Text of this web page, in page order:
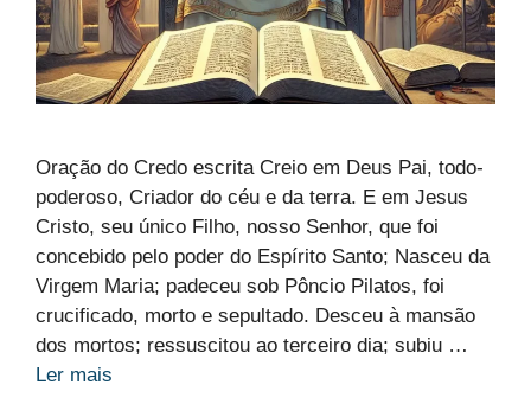
Oração do Credo escrita Creio em Deus Pai, todo-
poderoso, Criador do céu e da terra. E em Jesus
Cristo, seu único Filho, nosso Senhor, que foi
concebido pelo poder do Espírito Santo; Nasceu da
Virgem Maria; padeceu sob Pôncio Pilatos, foi
crucificado, morto e sepultado. Desceu à mansão
dos mortos; ressuscitou ao terceiro dia; subiu …
Ler mais